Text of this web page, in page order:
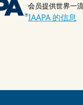
会员提供世界一
IAAPA 的信息